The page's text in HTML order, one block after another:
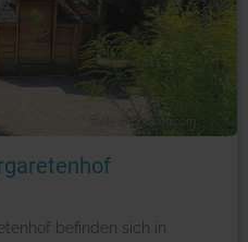
Foto: © booking.com
befinden sich in